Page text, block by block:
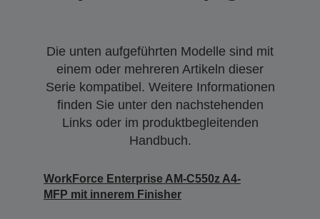
Die unten aufgeführten Modelle sind mit
einem oder mehreren Artikeln dieser
Serie kompatibel. Weitere Informationen
finden Sie unter den nachstehenden
Links oder im produktbegleitenden
Handbuch.
WorkForce Enterprise AM-C550z A4-
MFP mit innerem Finisher